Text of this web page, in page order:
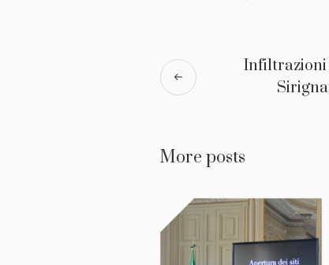
Infiltrazioni
More posts